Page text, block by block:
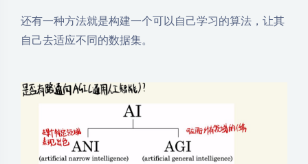
还有一种方法就是构建一个可以自己学习的算法，让其
自己去适应不同的数据集。